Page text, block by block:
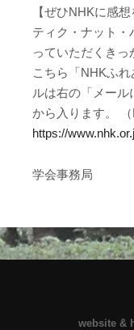
【ぜひNHKに感
ティク・ナット・
っていただくき
こちら「NHKふ
ルは右の「メー
から入ります。
https://
学会事務局
website &